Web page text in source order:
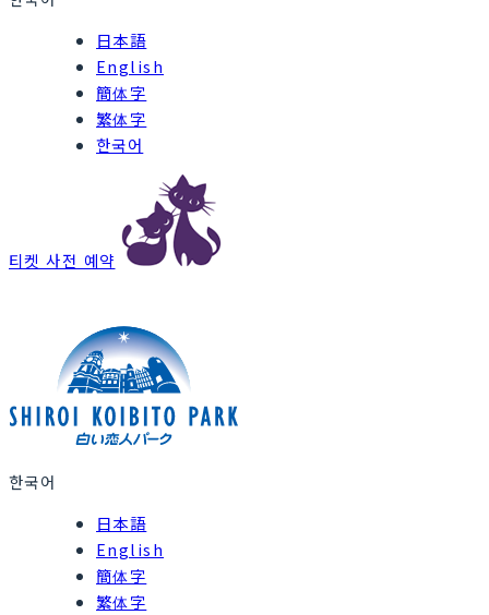
日本語
English
簡体字
繁体字
한국어
티켓 사전 예약
한국어
日本語
English
簡体字
繁体字